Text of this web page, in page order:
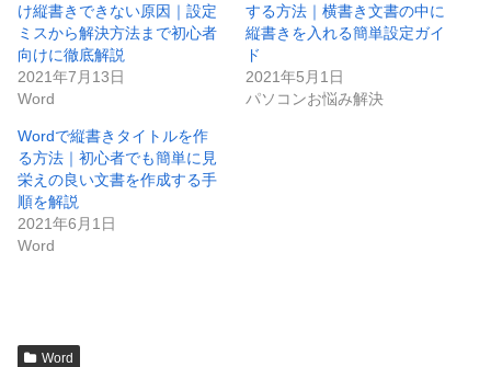
け縦書きできない原因｜設定
ミスから解決方法まで初心者
向けに徹底解説
2021年7月13日
Word
する方法｜横書き文書の中に
縦書きを入れる簡単設定ガイ
ド
2021年5月1日
パソコンお悩み解決
Wordで縦書きタイトルを作
る方法｜初心者でも簡単に見
栄えの良い文書を作成する手
順を解説
2021年6月1日
Word
Word